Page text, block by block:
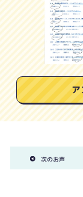
ア
次のお声